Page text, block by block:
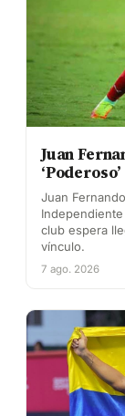
Juan
‘Poderoso’
Juan
club espera
vínculo.
7 ago. 2026